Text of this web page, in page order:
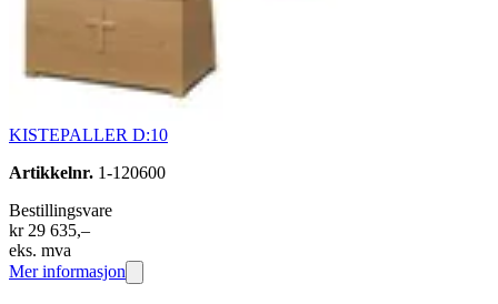
KISTEPALLER D:10
Artikkelnr. 1-120600
Bestillingsvare
kr 29 635,–
eks. mva
Mer informasjon